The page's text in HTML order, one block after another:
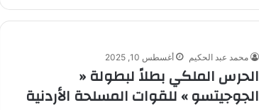
محمد عبد الحكيم أغسطس 10, 2025
الحرس الملكي بطلاً لبطولة «
الجوجيتسو » للقوات المسلحة الأردنية